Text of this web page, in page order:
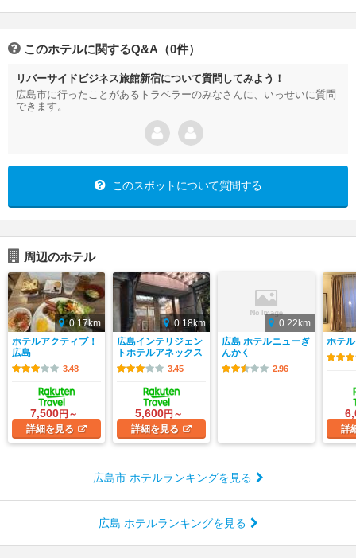
このホテルに関するQ&A（0件）
リバーサイドビジネス旅館新宿について質問してみよう！
広島市に行ったことがあるトラベラーのみなさんに、いっせいに質問
できます。
このスポットについて質問する
周辺のホテル
0.17km
ホテルアクティブ！
広島
3.48
7,500円～
詳細を見る
0.18km
広島インテリジェン
トホテルアネックス
3.45
5,600円～
詳細を見る
0.22km
広島 ホテルニューぎ
んかく
2.96
ホテ
詳
広島市 ホテルランキングを見る
広島 ホテルランキングを見る